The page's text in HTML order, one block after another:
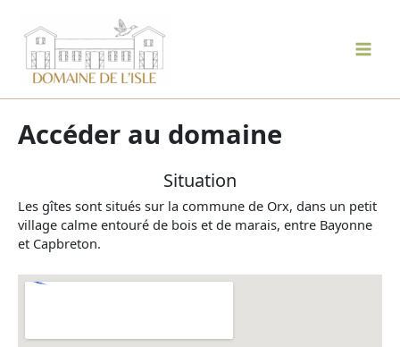
contenu
Main
Accéder au domaine
Situation
Les gîtes sont situés sur la commune de Orx, dans un petit
village calme entouré de bois et de marais, entre Bayonne
et Capbreton.